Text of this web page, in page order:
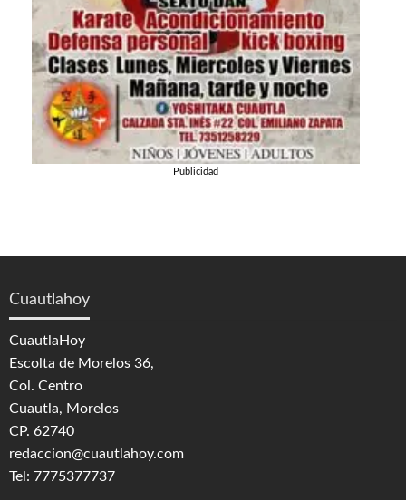
Publicidad
Cuautlahoy
CuautlaHoy
Escolta de Morelos 36,
Col. Centro
Cuautla, Morelos
CP. 62740
redaccion@cuautlahoy.com
Tel: 7775377737